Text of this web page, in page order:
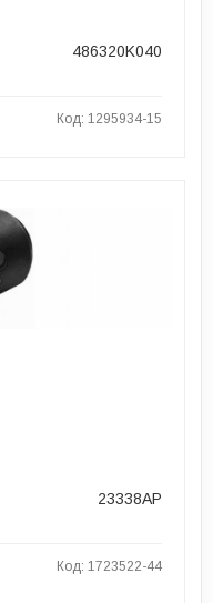
486320K040
Код: 1295934-15
23338AP
Код: 1723522-44